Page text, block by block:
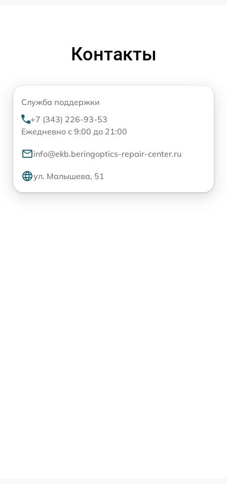
Контакты
Служба поддержки
+7 (343) 226-93-53
Ежедневно с 9:00 до 21:00
info@ekb.beringoptics-repair-center.ru
ул. Малышева, 51